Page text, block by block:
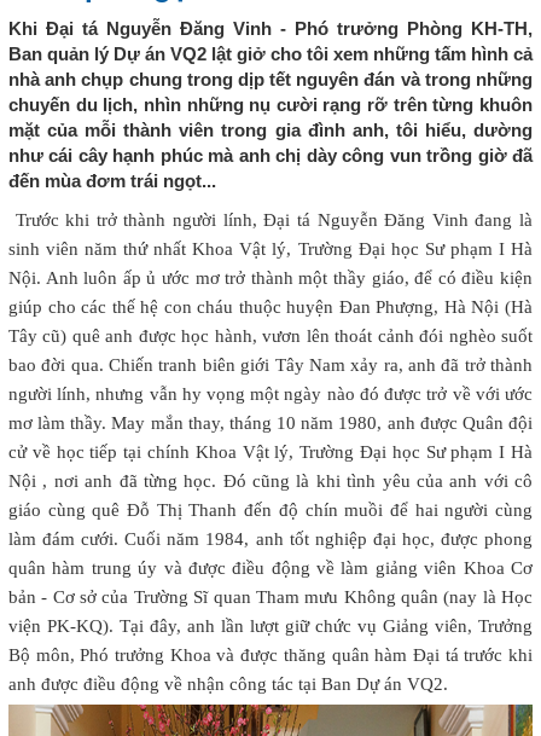
Khi Đại tá Nguyễn Đăng Vinh - Phó trưởng Phòng KH-TH,
Ban quản lý Dự án VQ2 lật giở cho tôi xem những tấm hình cả
nhà anh chụp chung trong dịp tết nguyên đán và trong những
chuyến du lịch, nhìn những nụ cười rạng rỡ trên từng khuôn
mặt của mỗi thành viên trong gia đình anh, tôi hiểu, dường
như cái cây hạnh phúc mà anh chị dày công vun trồng giờ đã
đến mùa đơm trái ngọt...
Trước khi trở thành người lính, Đại tá Nguyễn Đăng Vinh đang là
sinh viên năm thứ nhất Khoa Vật lý, Trường Đại học Sư phạm I Hà
Nội. Anh luôn ấp ủ ước mơ trở thành một thầy giáo, để có điều kiện
giúp cho các thế hệ con cháu thuộc huyện Đan Phượng, Hà Nội (Hà
Tây cũ) quê anh được học hành, vươn lên thoát cảnh đói nghèo suốt
bao đời qua. Chiến tranh biên giới Tây Nam xảy ra, anh đã trở thành
người lính, nhưng vẫn hy vọng một ngày nào đó được trở về với ước
mơ làm thầy. May mắn thay, tháng 10 năm 1980, anh được Quân đội
cử về học tiếp tại chính Khoa Vật lý, Trường Đại học Sư phạm I Hà
Nội , nơi anh đã từng học. Đó cũng là khi tình yêu của anh với cô
giáo cùng quê Đỗ Thị Thanh đến độ chín muồi để hai người cùng
làm đám cưới. Cuối năm 1984, anh tốt nghiệp đại học, được phong
quân hàm trung úy và được điều động về làm giảng viên Khoa Cơ
bản - Cơ sở của Trường Sĩ quan Tham mưu Không quân (nay là Học
viện PK-KQ). Tại đây, anh lần lượt giữ chức vụ Giảng viên, Trưởng
Bộ môn, Phó trưởng Khoa và được thăng quân hàm Đại tá trước khi
anh được điều động về nhận công tác tại Ban Dự án VQ2.